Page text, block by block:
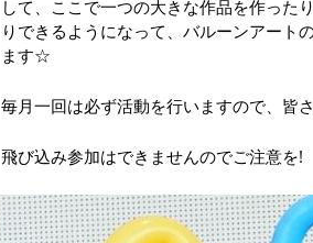
して、ここで一つの大きな作品を作った
りできるようになって、バルーンアート
ます☆
毎月一回は必ず活動を行いますので、皆
飛び込み参加はできませんのでご注意を!